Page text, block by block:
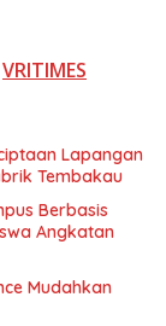
VRITIMES
Lapangan
Tembakau
Berbasis
Angkatan
Mudahkan